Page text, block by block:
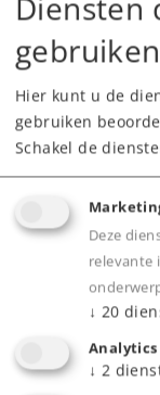
Spoor H0
NIEUW
gebruiken
Hier kunt u de
gebruiken
Schakel de
Deze
relevante
↓ 20
Analytics
↓ 2